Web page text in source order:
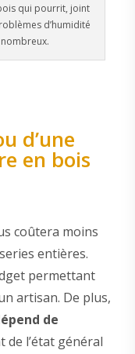
qui pourrit, joint
d’humidité
d’une
en bois
coûtera moins
entières.
permettant
artisan. De plus,
de
l’état général